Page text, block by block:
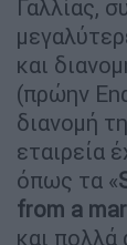
Γαλλίας,
και
(πρώην
διανομή
εταιρεία
όπως τα «
from a
και πολλά